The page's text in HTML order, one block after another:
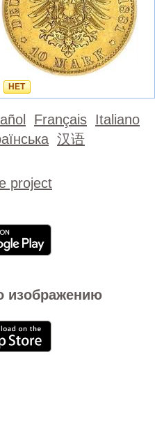
НЕТ
Français Italiano
汉语
project
изображению